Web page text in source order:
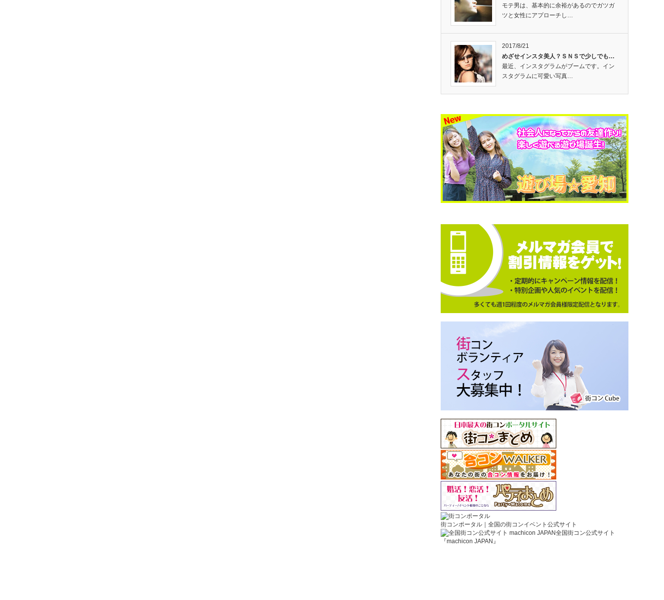
モテ男は、基本的に余裕があるのでガツガ
ツと女性にアプローチし…
2017/8/21
めざせインスタ美人？ＳＮＳで少しでも…
最近、インスタグラムがブームです。イン
スタグラムに可愛い写真…
街コンポータル｜全国の街コンイベント公式サイト
全国街コン公式サイト
『machicon JAPAN』